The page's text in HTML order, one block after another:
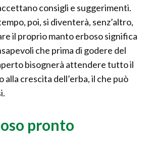
consigli e suggerimenti.
poi, si diventerà, senz’altro,
il proprio manto erboso significa
che prima di godere del
bisognerà attendere tutto il
alla crescita dell’erba, il che può
pronto